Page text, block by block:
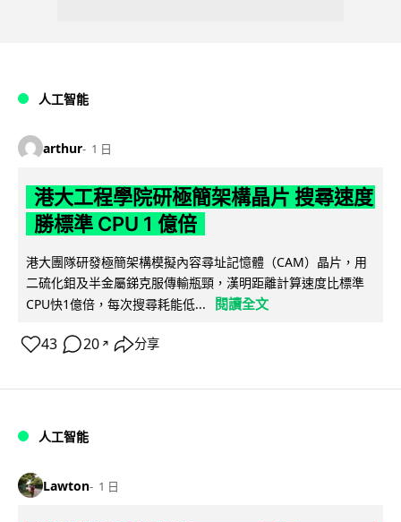
人工智能
arthur 1 日
港大工程學院研極簡架構晶片 搜尋速度
勝標準 CPU 1 億倍
港大團隊研發極簡架構模擬內容尋址記憶體（CAM）晶片，用
二硫化鉬及半金屬銻克服傳輸瓶頸，漢明距離計算速度比標準
CPU快1億倍，每次搜尋耗能低...
閱讀全文
43 20 ↗ 分享
人工智能
Lawton 1 日